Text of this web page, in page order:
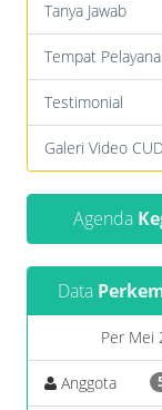
Tanya Jawab
Tempat
Testimonial
Galeri Video
Agenda
Data
Per Mei
Anggota